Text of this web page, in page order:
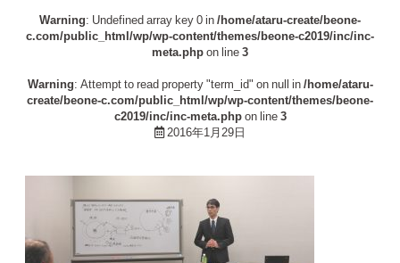
Warning: Undefined array key 0 in/home/ataru-create/beone-
c.com/public_html/wp/wp-content/themes/beone-c2019/inc/inc-
meta.phpon line3
Warning: Attempt to read property "term_id" on null in/home/ataru-
create/beone-c.com/public_html/wp/wp-content/themes/beone-
c2019/inc/inc-meta.phpon line3
2016年1月29日